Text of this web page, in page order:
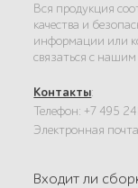
Вся продукция
качества и
информации или
связаться с
Контакты:
Телефон: +7 495
Электронная
Входит ли